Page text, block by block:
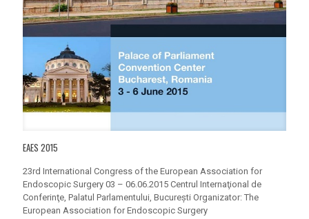
EAES 2015
23rd International Congress of the European Association for
Endoscopic Surgery 03 – 06.06.2015 Centrul Internaţional de
Conferinţe, Palatul Parlamentului, Bucureşti Organizator: The
European Association for Endoscopic Surgery